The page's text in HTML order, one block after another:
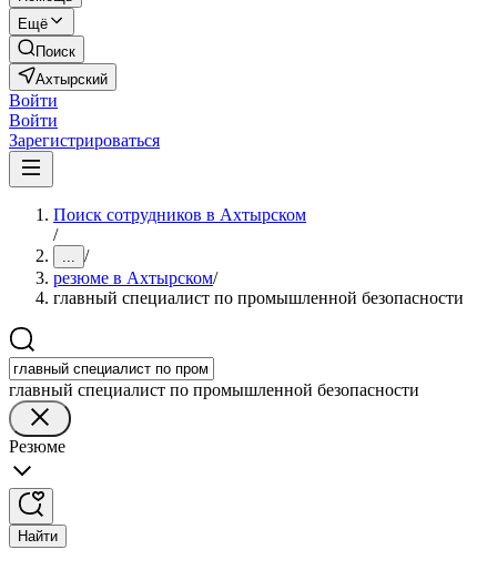
Ещё
Поиск
Ахтырский
Войти
Войти
Зарегистрироваться
Поиск сотрудников в Ахтырском
/
... /
резюме в Ахтырском/
главный специалист по промышленной безопасности
главный специалист по промышленной безопасности
Резюме
Найти